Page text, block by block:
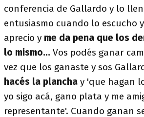
conferencia de Gallardo y lo
entusiasmo cuando lo escucho
aprecio y me da pena que los
lo mismo... Vos podés ganar
vez que los ganaste y sos
hacés la plancha y 'que hagan
yo sigo acá, gano plata y me
representante'. Cuando ganan